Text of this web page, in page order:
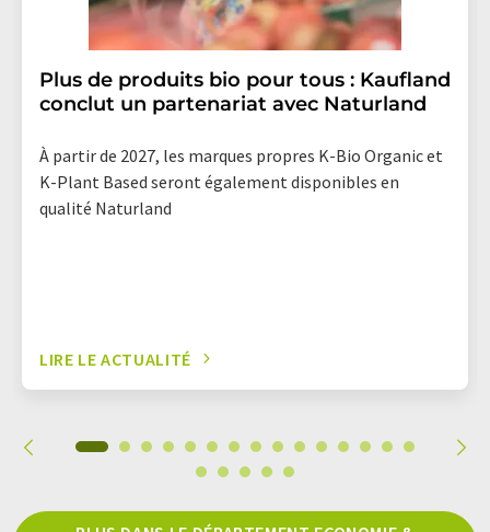
Plus de produits bio pour tous : Kaufland
conclut un partenariat avec Naturland
À partir de 2027, les marques propres K-Bio Organic et
K-Plant Based seront également disponibles en
qualité Naturland
LIRE LE ACTUALITÉ